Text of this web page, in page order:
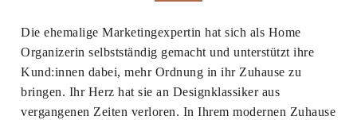
Die ehemalige Marketingexpertin hat sich als Home
Organizerin selbstständig gemacht und unterstützt ihre
Kund:innen dabei, mehr Ordnung in ihr Zuhause zu
bringen. Ihr Herz hat sie an Designklassiker aus
vergangenen Zeiten verloren. In Ihrem modernen Zuhause